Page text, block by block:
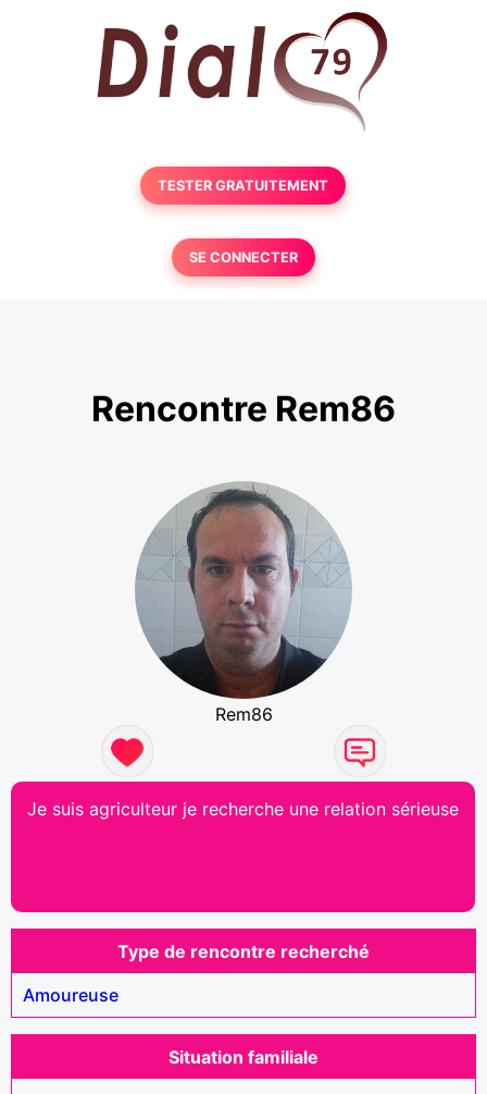
TESTER GRATUITEMENT
SE CONNECTER
Rencontre Rem86
Rem86
Je suis agriculteur je recherche une relation sérieuse
Type de rencontre recherché
Amoureuse
Situation familiale